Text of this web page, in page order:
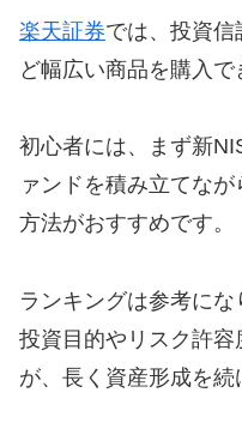
楽天証券では、投資
ど幅広い商品を購入で
初心者には、まず新
ァンドを積み立てな
方法がおすすめです。
ランキングは参考に
投資目的やリスク許容
が、長く資産形成を続